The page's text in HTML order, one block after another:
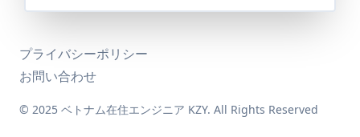
プライバシーポリシー
お問い合わせ
© 2025 ベトナム在住エンジニア KZY. All Rights Reserved